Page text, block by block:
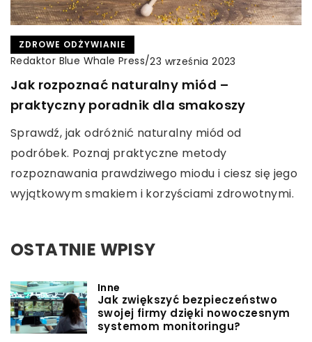
ZDROWE ODŻYWIANIE
Redaktor Blue Whale Press/23 września 2023
Jak rozpoznać naturalny miód –
praktyczny poradnik dla smakoszy
Sprawdź, jak odróżnić naturalny miód od
podróbek. Poznaj praktyczne metody
rozpoznawania prawdziwego miodu i ciesz się jego
wyjątkowym smakiem i korzyściami zdrowotnymi.
OSTATNIE WPISY
Inne
Jak zwiększyć bezpieczeństwo
swojej firmy dzięki nowoczesnym
systemom monitoringu?